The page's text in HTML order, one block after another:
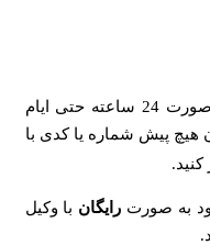
شما عزیزان میتوانید همه روزه و به صورت 24 ساعته حتی ایام
هیچ پیش شماره یا کدی با
به صورت رایگان با وکیل